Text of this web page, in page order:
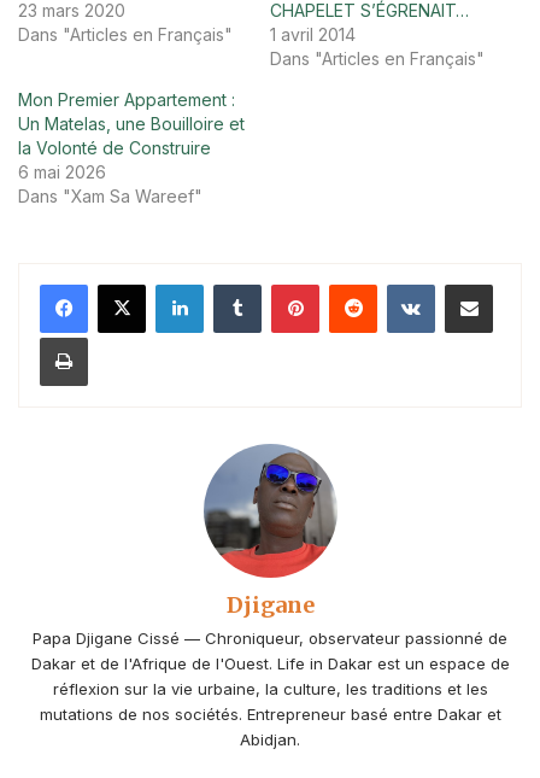
23 mars 2020
Dans "Articles en Français"
CHAPELET S’ÉGRENAIT…
1 avril 2014
Dans "Articles en Français"
Mon Premier Appartement :
Un Matelas, une Bouilloire et
la Volonté de Construire
6 mai 2026
Dans "Xam Sa Wareef"
LinkedinTumblr PinterestReddit VKontaktePartager par email
Imprimer
Djigane
Papa Djigane Cissé — Chroniqueur, observateur passionné de
Dakar et de l'Afrique de l'Ouest. Life in Dakar est un espace de
réflexion sur la vie urbaine, la culture, les traditions et les
mutations de nos sociétés. Entrepreneur basé entre Dakar et
Abidjan.